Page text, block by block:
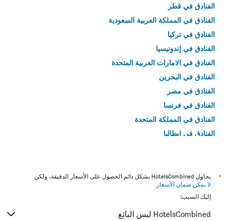
الفنادق في قطر
الفنادق في المملكة العربية السعودية
الفنادق في تركيا
الفنادق في إندونيسيا
الفنادق في الامارات العربية المتحدة
الفنادق في البحرين
الفنادق في مصر
الفنادق في فرنسا
الفنادق في المملكة المتحدة
الفنادق في إيطاليا
*
يحاول HotelsCombined بشكل دائم الحصول على الأسعار الدقيقة، ولكن
لا يمكن ضمان الأسعار .
إليك السبب:
HotelsCombined ليس البائع